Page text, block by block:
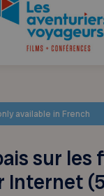
available in French
sur les
Internet